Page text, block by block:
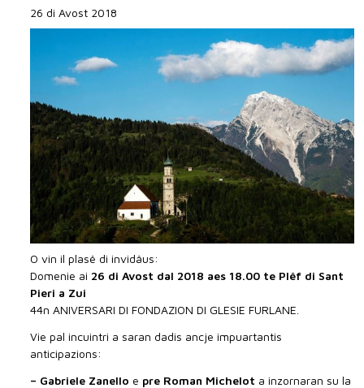
26 di Avost 2018
O vin il plasê di invidâus:
Domenie ai 26 di Avost dal 2018 aes 18.00 te Plêf di Sant
Pieri a Zui
44n ANIVERSARI DI FONDAZION DI GLESIE FURLANE.
Vie pal incuintri a saran dadis ancje impuartantis
anticipazions:
– Gabriele Zanello e pre Roman Michelot a inzornaran su la